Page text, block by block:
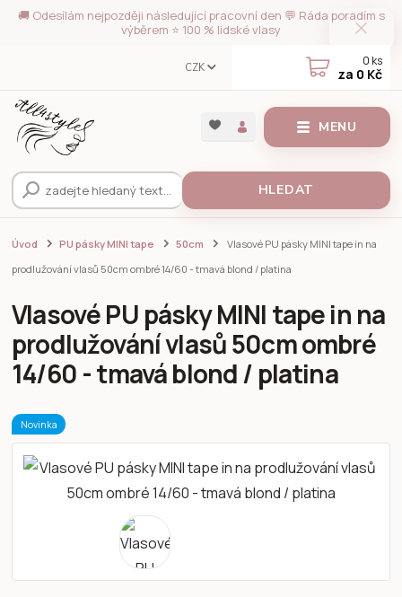
🚚 Odesílám nejpozději následující pracovní den 💬 Ráda poradím s
výběrem ⭐ 100 % lidské vlasy
MENU
CZK
HLEDAT
0 ks
za 0 Kč
Úvod PU pásky MINI tape 50cm
Vlasové PU pásky MINI tape in na
prodlužování vlasů 50cm ombré 14/60 - tmavá blond / platina
Vlasové PU pásky MINI tape in na
prodlužování vlasů 50cm ombré
14/60 - tmavá blond / platina
Novinka